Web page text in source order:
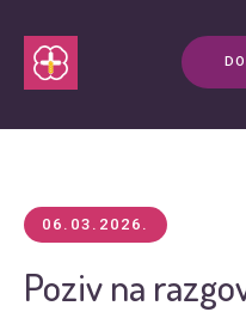
06.03.2026.
Poziv na